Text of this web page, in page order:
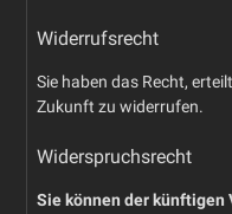
Widerrufsrecht
Sie haben das Recht,
Zukunft zu widerrufen.
Widerspruchsrecht
Sie können der